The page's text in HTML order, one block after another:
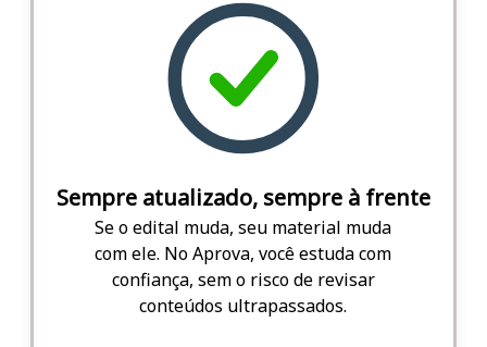
Sempre atualizado, sempre à frente
Se o edital muda, seu material muda
com ele. No Aprova, você estuda com
confiança, sem o risco de revisar
conteúdos ultrapassados.